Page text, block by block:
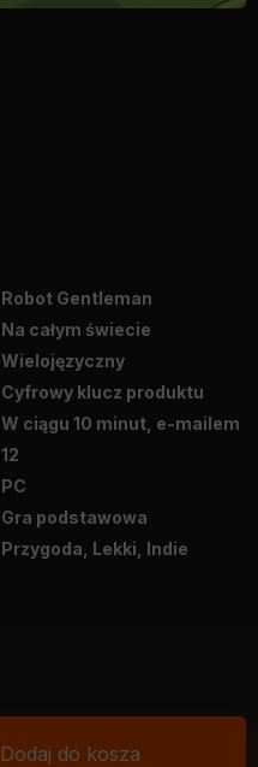
Robot Gentleman
Na całym świecie
Wielojęzyczny
Cyfrowy klucz produktu
W ciągu 10 minut, e-mailem
12
PC
Gra podstawowa
Przygoda, Lekki, Indie
Dodaj do kosza